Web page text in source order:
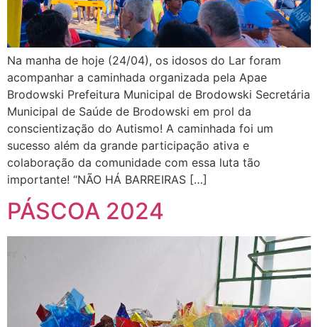
Na manha de hoje (24/04), os idosos do Lar foram
acompanhar a caminhada organizada pela Apae
Brodowski Prefeitura Municipal de Brodowski Secretária
Municipal de Saúde de Brodowski em prol da
conscientização do Autismo! A caminhada foi um
sucesso além da grande participação ativa e
colaboração da comunidade com essa luta tão
importante! “NÃO HÁ BARREIRAS […]
PÁSCOA 2024